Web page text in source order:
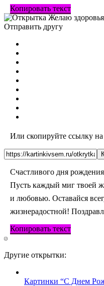
Копировать текст
Отправить другу
Или скопируйте ссылку
Счастливого дня
Пусть каждый миг твоей
и любовью. Оставайся
жизнерадостной!
Копировать текст
Другие открытки:
Картинки “С Днем